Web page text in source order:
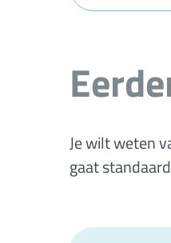
Je wilt weten
gaat